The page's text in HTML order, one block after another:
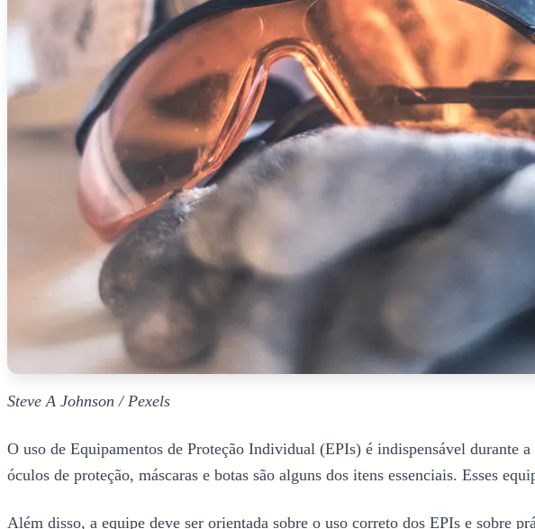
Steve A Johnson / Pexels
O uso de Equipamentos de Proteção Individual (EPIs) é indispensável durante
óculos de proteção, máscaras e botas são alguns dos itens essenciais. Esses
Além disso, a equipe deve ser orientada sobre o uso correto dos EPIs e sobre